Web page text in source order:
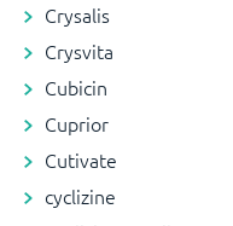
Crysalis
Crysvita
Cubicin
Cuprior
Cutivate
cyclizine